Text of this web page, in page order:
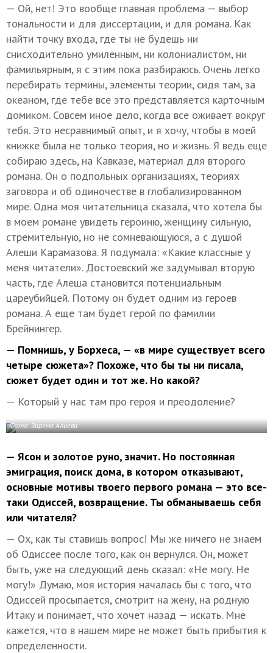
— Ой, нет! Это вообще главная проблема — выбор
тональности и для диссертации, и для романа. Как
найти точку входа, где ты не будешь ни
снисходительно умиленным, ни колониалистом, ни
фамильярным, я с этим пока разбираюсь. Очень легко
перебирать термины, элементы теории, сидя там, за
океаном, где тебе все это представляется карточным
домиком. Совсем иное дело, когда все оживает вокруг
тебя. Это несравнимый опыт, и я хочу, чтобы в моей
книжке была не только теория, но и жизнь. Я ведь еще
собираю здесь, на Кавказе, материал для второго
романа. Он о подпольных организациях, теориях
заговора и об одиночестве в глобализированном
мире. Одна моя читательница сказала, что хотела бы
в моем романе увидеть героиню, женщину сильную,
стремительную, но не сомневающуюся, а с душой
Алеши Карамазова. Я подумала: «Какие классные у
меня читатели». Достоевский же задумывал вторую
часть, где Алеша становится потенциальным
цареубийцей. Потому он будет одним из героев
романа. А еще там будет герой по фамилии
Брейнингер.
— Помнишь, у Борхеса, — «в мире существует всего
четыре сюжета»? Похоже, что бы ты ни писала,
сюжет будет один и тот же. Но какой?
— Который у нас там про героя и преодоление?
Фото: Зарема Алиева
— Ясон и золотое руно, значит. Но постоянная
эмиграция, поиск дома, в котором отказывают,
основные мотивы твоего первого романа — это все-
таки Одиссей, возвращение. Ты обманываешь себя
или читателя?
— Ох, как ты ставишь вопрос! Мы же ничего не знаем
об Одиссее после того, как он вернулся. Он, может
быть, уже на следующий день сказал: «Не могу. Не
могу!» Думаю, моя история началась бы с того, что
Одиссей просыпается, смотрит на жену, на родную
Итаку и понимает, что хочет назад — искать. Мне
кажется, что в нашем мире не может быть прибытия к
определенности.